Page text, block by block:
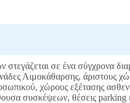
σε ένα σύγχρονα
Αιμοκάθαρσης, άριστους
χώρους εξέτασης
συσκέψεων, θέσεις parking